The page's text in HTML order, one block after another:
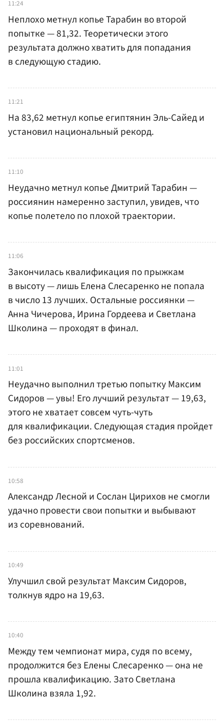
11:24
Неплохо метнул копье Тарабин во второй
попытке — 81,32. Теоретически этого
результата должно хватить для попадания
в следующую стадию.
11:21
На 83,62 метнул копье египтянин Эль-Сайед и
установил национальный рекорд.
11:10
Неудачно метнул копье Дмитрий Тарабин —
россиянин намеренно заступил, увидев, что
копье полетело по плохой траектории.
11:06
Закончилась квалификация по прыжкам
в высоту — лишь Елена Слесаренко не попала
в число 13 лучших. Остальные россиянки —
Анна Чичерова, Ирина Гордеева и Светлана
Школина — проходят в финал.
11:01
Неудачно выполнил третью попытку Максим
Сидоров — увы! Его лучший результат — 19,63,
этого не хватает совсем чуть-чуть
для квалификации. Следующая стадия пройдет
без российских спортсменов.
10:58
Александр Лесной и Сослан Цирихов не смогли
удачно провести свои попытки и выбывают
из соревнований.
10:49
Улучшил свой результат Максим Сидоров,
толкнув ядро на 19,63.
10:40
Между тем чемпионат мира, судя по всему,
продолжится без Елены Слесаренко — она не
прошла квалификацию. Зато Светлана
Школина взяла 1,92.